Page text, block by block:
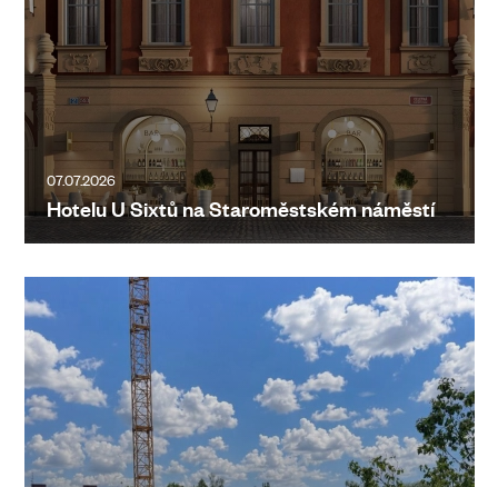
07.07.2026
Hotelu U Sixtů na Staroměstském náměstí